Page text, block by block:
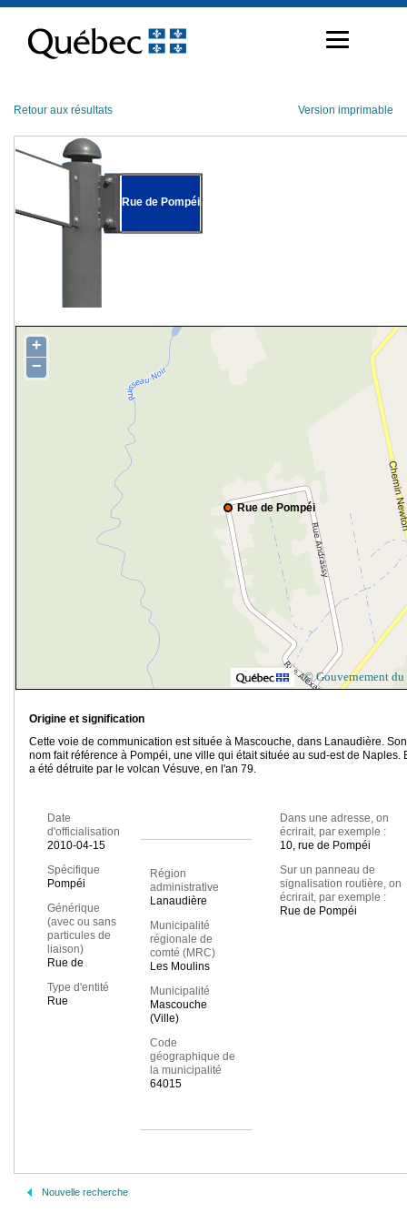
contenu
Retour aux résultats Version imprimable
Rue de Pompéi
Rue de Pompéi
+
−
© Gouvernement du
Origine et signification
Cette voie de communication est située à Mascouche, dans Lanaudière. Son
nom fait référence à Pompéi, une ville qui était située au sud-est de Naples.
a été détruite par le volcan Vésuve, en l'an 79.
Date
d'officialisation
2010-04-15
Spécifique
Pompéi
Générique
(avec ou sans
particules de
liaison)
Rue de
Type d'entité
Rue
Région
administrative
Lanaudière
Municipalité
régionale de
comté (MRC)
Les Moulins
Municipalité
Mascouche
(Ville)
Code
géographique de
la municipalité
64015
Dans une adresse, on
écrirait, par exemple :
10, rue de Pompéi
Sur un panneau de
signalisation routière, on
écrirait, par exemple :
Rue de Pompéi
Nouvelle recherche